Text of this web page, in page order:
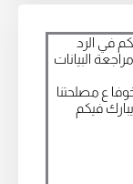
الرد
البيانات
ع مصلحتنا
فيكم